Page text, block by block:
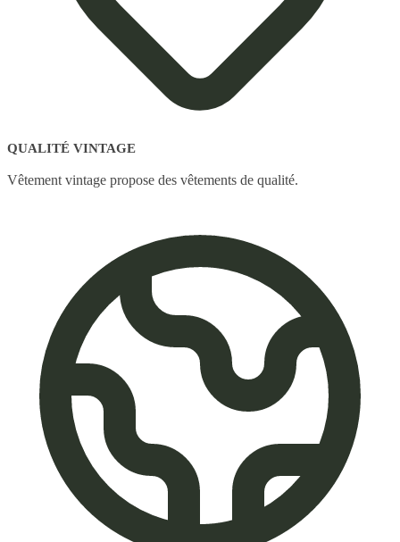
QUALITÉ VINTAGE
Vêtement vintage propose des vêtements de qualité.